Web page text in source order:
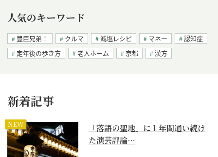
人気のキーワード
豊臣兄弟！ クルマ 減塩レシピ マネー
認知症
定年後の歩き方
老人ホーム 京都 漢方
新着記事
NEW
「落語の聖地」に１年間通い続け
た演芸評論…